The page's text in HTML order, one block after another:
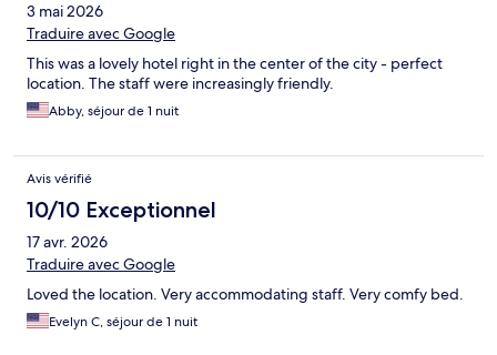
3 mai 2026
Traduire avec Google
This was a lovely hotel right in the center of the city - perfect
location. The staff were increasingly friendly.
Abby, séjour de 1 nuit
Avis vérifié
10/10 Exceptionnel
17 avr. 2026
Traduire avec Google
Loved the location. Very accommodating staff. Very comfy bed.
Evelyn C, séjour de 1 nuit